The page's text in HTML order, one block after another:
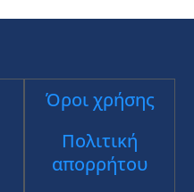
Όροι χρήσης
Πολιτική
απορρήτου